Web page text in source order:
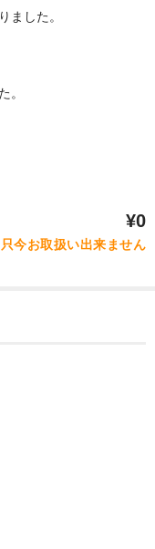
ました。
。
¥0
只今お取扱い出来ません